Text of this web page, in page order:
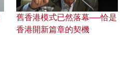
舊香港模式已然落幕──恰是
香港開新篇章的契機